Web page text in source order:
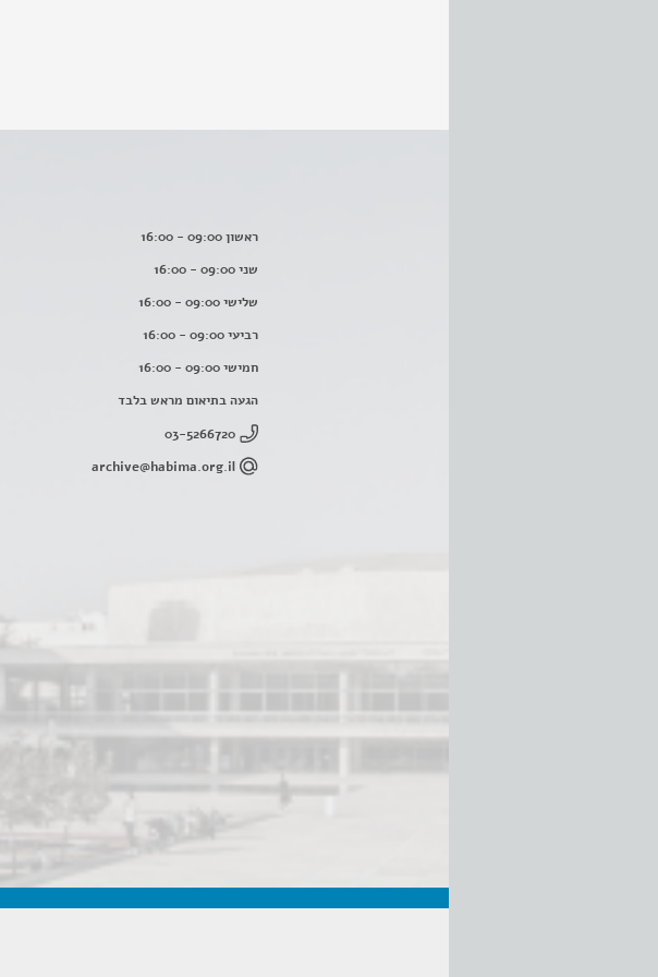
ראשון 09:00 - 16:00
שני 09:00 - 16:00
שלישי 09:00 - 16:00
רביעי 09:00 - 16:00
חמישי 09:00 - 16:00
הגעה בתיאום מראש בלבד
03-5266720
archive@habima.org.il